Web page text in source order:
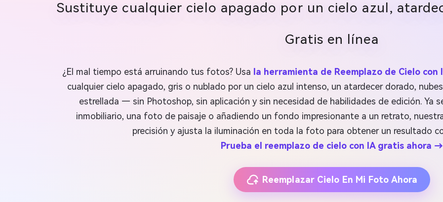
Sustituye cualquier cielo apagado por un cielo azul,
Gratis en línea
¿El mal tiempo está arruinando tus fotos? Usa la herramienta de Reemplazo de Cielo con
cualquier cielo apagado, gris o nublado por un cielo azul intenso, un atardecer dorado,
estrellada — sin Photoshop, sin aplicación y sin necesidad de habilidades de edición. Ya
inmobiliario, una foto de paisaje o añadiendo un fondo impresionante a un retrato,
precisión y ajusta la iluminación en toda la foto para obtener un resultado
Prueba el reemplazo de cielo con IA gratis ahora →
Reemplazar Cielo En Mi Foto Ahora